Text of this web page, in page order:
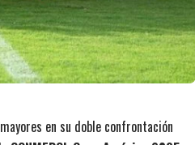
en su doble confrontación